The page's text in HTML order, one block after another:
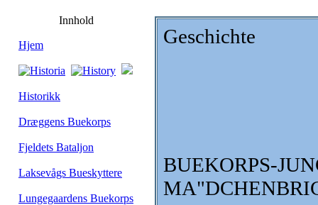
Innhold
Hjem
Historikk
Dræggens Buekorps
Fjeldets Bataljon
Laksevågs Bueskyttere
Lungegaardens Buekorps
Geschichte